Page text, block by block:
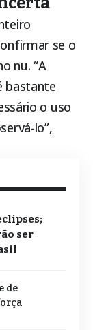
se o
nu. “A
bastante
o uso
lo”,
ser
de